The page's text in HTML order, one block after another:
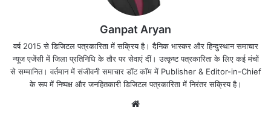
Ganpat Aryan
वर्ष 2015 से डिजिटल पत्रकारिता में सक्रिय है। दैनिक भास्कर और हिन्दुस्थान समाचार
न्यूज एजेंसी में जिला प्रतिनिधि के तौर पर सेवाएं दीं। उत्कृष्ट पत्रकारिता के लिए कई मंचों
से सम्मानित। वर्तमान में संजीवनी समाचार डॉट कॉम में Publisher & Editor-in-Chief
के रूप में निष्पक्ष और जनहितकारी डिजिटल पत्रकारिता में निरंतर सक्रिय है।